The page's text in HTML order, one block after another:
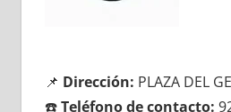
📌 Dirección: PLAZA DEL
☎️Teléfono dе contacto: